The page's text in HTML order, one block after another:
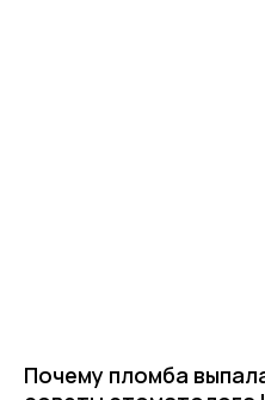
Почему пломба